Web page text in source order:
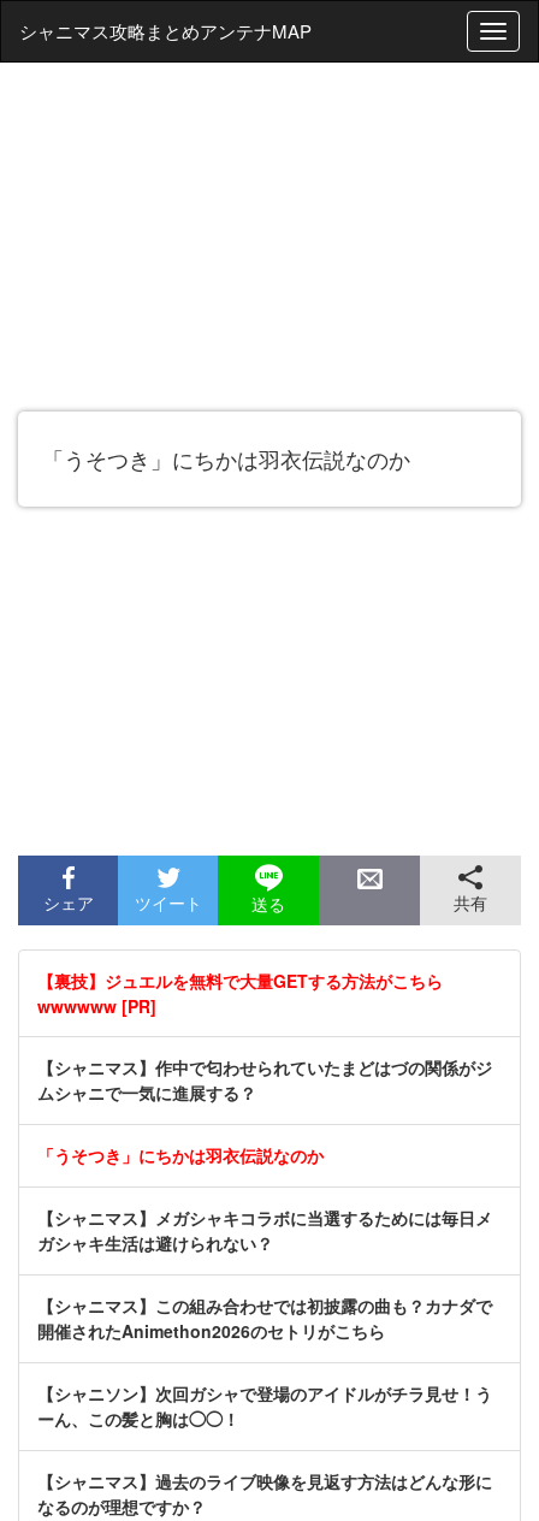
T
o
シャニマス攻略まとめアンテナMAP
「うそつき」にちかは羽衣伝説なのか
シェア ツイート 送る 共有
【裏技】ジュエルを無料で大量GETする方法がこちら
wwwwww [PR]
【シャニマス】作中で匂わせられていたまどはづの関係がジ
ムシャニで一気に進展する？
「うそつき」にちかは羽衣伝説なのか
【シャニマス】メガシャキコラボに当選するためには毎日メ
ガシャキ生活は避けられない？
【シャニマス】この組み合わせでは初披露の曲も？カナダで
開催されたAnimethon2026のセトリがこちら
【シャニソン】次回ガシャで登場のアイドルがチラ見せ！う
ーん、この髪と胸は◯◯！
【シャニマス】過去のライブ映像を見返す方法はどんな形に
なるのが理想ですか？